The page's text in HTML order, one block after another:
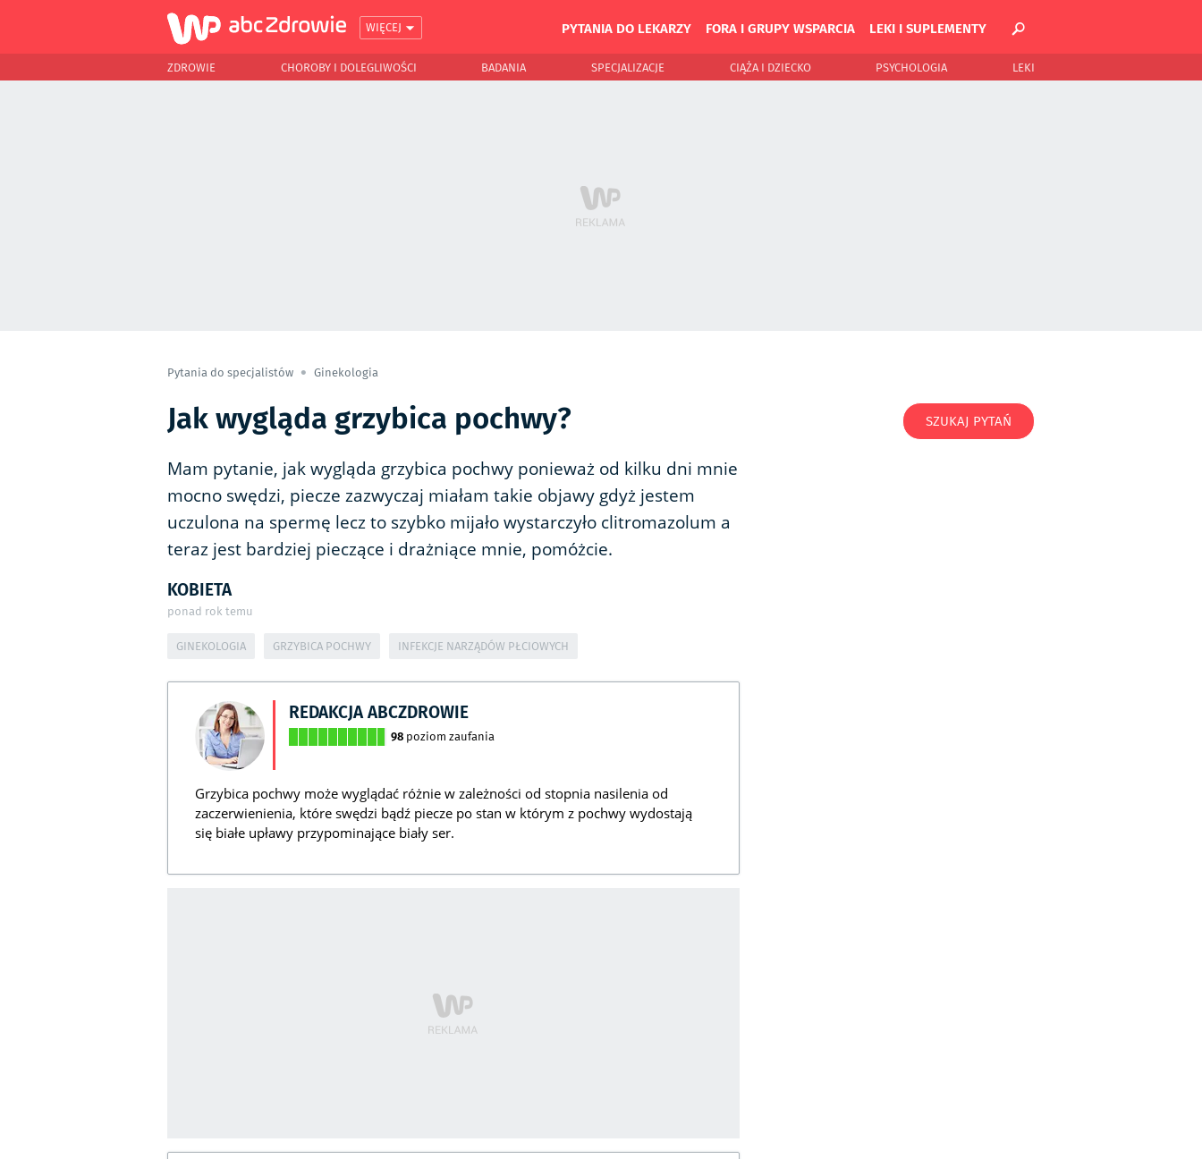
WIĘCEJ PYTANIA DO LEKARZY FORA I GRUPY WSPARCIA LEKI I SUPLEMENTY
ZDROWIE CHOROBY I DOLEGLIWOŚCI BADANIA SPECJALIZACJE CIĄŻA I DZIECKO PSYCHOLOGIA LEKI
Pytania do specjalistów Ginekologia
Jak wygląda grzybica pochwy?
Mam pytanie, jak wygląda grzybica pochwy ponieważ od kilku dni mnie
mocno swędzi, piecze zazwyczaj miałam takie objawy gdyż jestem
uczulona na spermę lecz to szybko mijało wystarczyło clitromazolum a
teraz jest bardziej pieczące i drażniące mnie, pomóżcie.
KOBIETA
ponad rok temu
GINEKOLOGIA GRZYBICA POCHWY INFEKCJE NARZĄDÓW PŁCIOWYCH
REDAKCJA ABCZDROWIE
98 poziom zaufania
Grzybica pochwy może wyglądać różnie w zależności od stopnia nasilenia od
zaczerwienienia, które swędzi bądź piecze po stan w którym z pochwy wydostają
się białe upławy przypominające biały ser.
SZUKAJ PYTAŃ